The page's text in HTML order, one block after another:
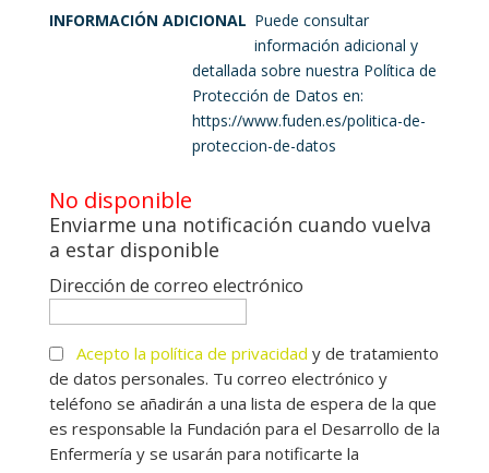
INFORMACIÓN ADICIONAL Puede consultar
información adicional y
detallada sobre nuestra Política de
Protección de Datos en:
https://www.fuden.es/politica-de-
proteccion-de-datos
No disponible
Enviarme una notificación cuando vuelva
a estar disponible
Dirección de correo electrónico
Acepto la política de privacidad y de tratamiento
de datos personales. Tu correo electrónico y
teléfono se añadirán a una lista de espera de la que
es responsable la Fundación para el Desarrollo de la
Enfermería y se usarán para notificarte la